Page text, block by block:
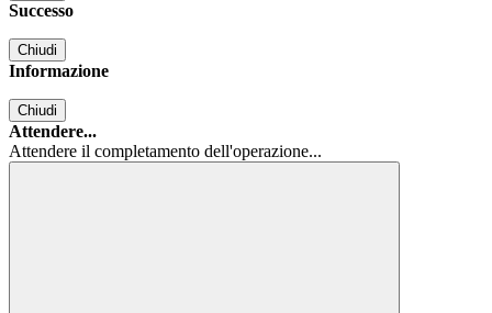
Successo
Chiudi
Informazione
Chiudi
Attendere...
Attendere il completamento dell'operazione...